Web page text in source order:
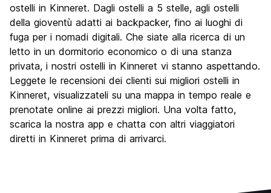
ostelli in Kinneret. Dagli ostelli a 5 stelle, agli ostelli
della gioventù adatti ai backpacker, fino ai luoghi di
fuga per i nomadi digitali. Che siate alla ricerca di un
letto in un dormitorio economico o di una stanza
privata, i nostri ostelli in Kinneret vi stanno aspettando.
Leggete le recensioni dei clienti sui migliori ostelli in
Kinneret, visualizzateli su una mappa in tempo reale e
prenotate online ai prezzi migliori. Una volta fatto,
scarica la nostra app e chatta con altri viaggiatori
diretti in Kinneret prima di arrivarci.